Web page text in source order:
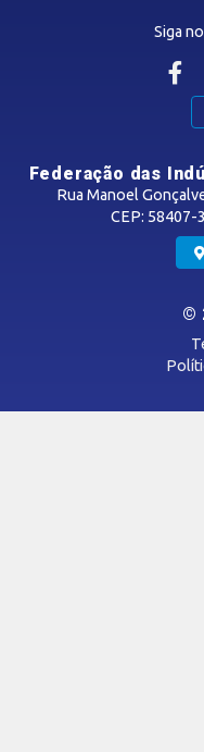
CONTRIBUIÇÃO
SAC
Siga
Federação das
Rua Manoel
CEP: 58407-
©